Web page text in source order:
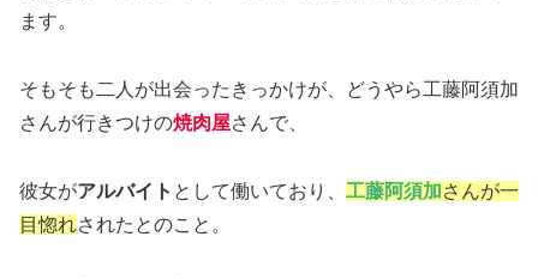
ます。
そもそも二人が出会ったきっかけが、どうやら工藤阿須加
さんが行きつけの焼肉屋さんで、
彼女がアルバイト として働いており、 工藤阿須加さんが一
目惚れされたとのこと。